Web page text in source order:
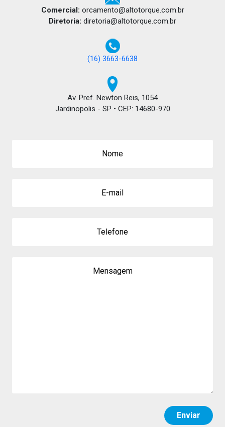
Comercial: orcamento@altotorque.com.br
Diretoria: diretoria@altotorque.com.br
(16) 3663-6638
Av. Pref. Newton Reis, 1054
Jardinopolis - SP • CEP: 14680-970